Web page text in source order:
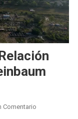
ComentarioEn